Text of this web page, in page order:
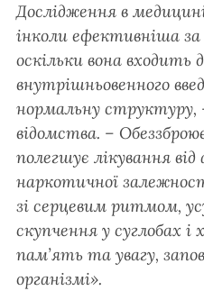
Дослідження в
інколи ефективніша
оскільки вона входить
внутрішньовенного
нормальну структуру,
відомства. –
полегшує лікування
наркотичної
зі серцевим ритмом,
скупчення у суглобах
пам’ять та увагу,
організмі».